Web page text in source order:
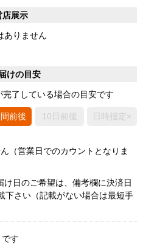
店展示
ありません
けの目安
了している場合の目安です
前後 10日前後 日時指定×
（営業日でのカウントとなりま
日のご希望は、備考欄に決済日
下さい（記載がない場合は最短手
です